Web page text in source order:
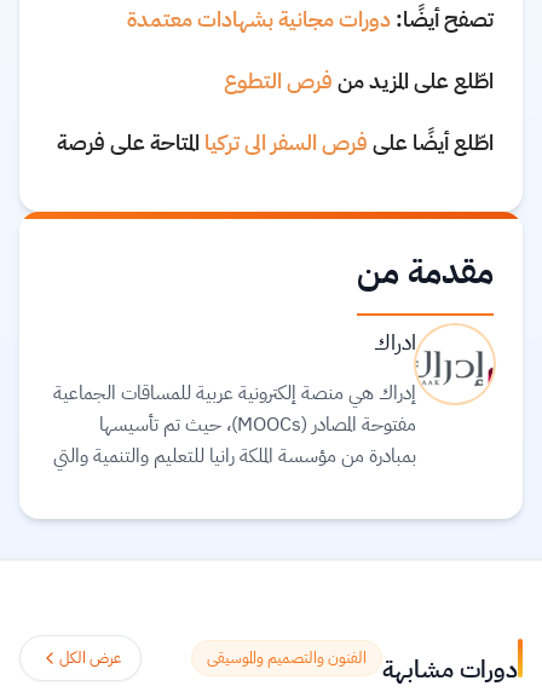
تصفح أيضًا:دورات مجانية بشهادات معتمدة
اطّلع على المزيد منفرص التطوع
اطّلع أيضًا علىفرص السفر الى تركيا المتاحة على فرصة
مقدمة من
ادراك
إدراك هي منصة إلكترونية عربية للمساقات الجماعية
مفتوحة المصادر (MOOCs)، حيث تم تأسيسها
بمبادرة من مؤسسة الملكة رانيا للتعليم والتنمية والتي
العالم العربي في مجال التربية والتعليم كونهما حجر
والعالم، بالإضافة إلى تقديم بعض المساقات العالمية
المترجمة للغة العربية وذلك تماشيًا مع إيمان الملكةدورات مشابهة الفنون والتصميم والموسيقى عرض الكل